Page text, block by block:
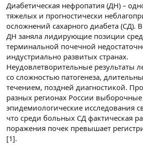
Диабетическая нефропатия (ДН) –
тяжелых и прогностически
осложнений сахарного диабета (СД).
ДН заняла лидирующие позиции
терминальной почечной
индустриально развитых странах.
Неудовлетворительные результаты
со сложностью патогенеза,
течением, поздней диагностикой.
разных регионах России выборочные
эпидемиологические исследования
что среди больных СД фактическая
поражения почек превышает
[1].